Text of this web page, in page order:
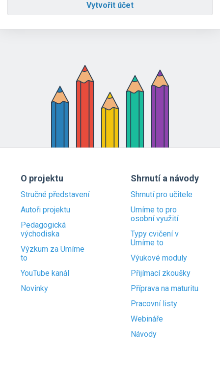
Vytvořit účet
O projektu
Stručné představení
Autoři projektu
Pedagogická
východiska
Výzkum za Umíme
to
YouTube kanál
Novinky
Shrnutí a návody
Shrnutí pro učitele
Umíme to pro
osobní využití
Typy cvičení v
Umíme to
Výukové moduly
Přijímací zkoušky
Příprava na maturitu
Pracovní listy
Webináře
Návody